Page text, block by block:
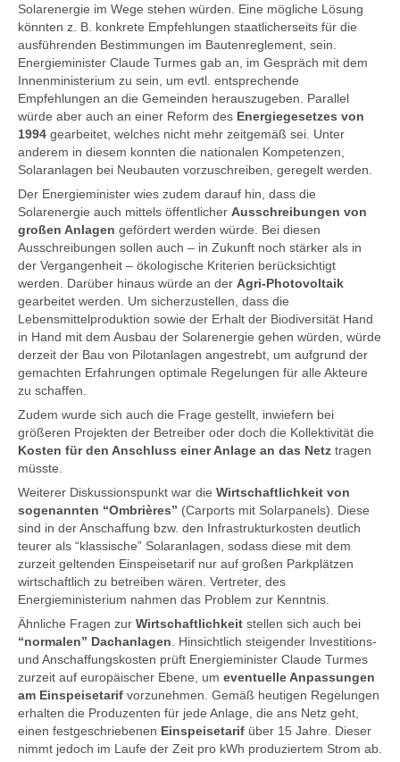
Solarenergie im Wege stehen würden. Eine mögliche Lösung
könnten z. B. konkrete Empfehlungen staatlicherseits für die
ausführenden Bestimmungen im Bautenreglement, sein.
Energieminister Claude Turmes gab an, im Gespräch mit dem
Innenministerium zu sein, um evtl. entsprechende
Empfehlungen an die Gemeinden herauszugeben. Parallel
würde aber auch an einer Reform des Energiegesetzes von
1994 gearbeitet, welches nicht mehr zeitgemäß sei. Unter
anderem in diesem konnten die nationalen Kompetenzen,
Solaranlagen bei Neubauten vorzuschreiben, geregelt werden.
Der Energieminister wies zudem darauf hin, dass die
Solarenergie auch mittels öffentlicher Ausschreibungen von
großen Anlagen gefördert werden würde. Bei diesen
Ausschreibungen sollen auch – in Zukunft noch stärker als in
der Vergangenheit – ökologische Kriterien berücksichtigt
werden. Darüber hinaus würde an der Agri-Photovoltaik
gearbeitet werden. Um sicherzustellen, dass die
Lebensmittelproduktion sowie der Erhalt der Biodiversität Hand
in Hand mit dem Ausbau der Solarenergie gehen würden, würde
derzeit der Bau von Pilotanlagen angestrebt, um aufgrund der
gemachten Erfahrungen optimale Regelungen für alle Akteure
zu schaffen.
Zudem wurde sich auch die Frage gestellt, inwiefern bei
größeren Projekten der Betreiber oder doch die Kollektivität die
Kosten für den Anschluss einer Anlage an das Netz tragen
müsste.
Weiterer Diskussionspunkt war die Wirtschaftlichkeit von
sogenannten “Ombrières” (Carports mit Solarpanels). Diese
sind in der Anschaffung bzw. den Infrastrukturkosten deutlich
teurer als “klassische” Solaranlagen, sodass diese mit dem
zurzeit geltenden Einspeisetarif nur auf großen Parkplätzen
wirtschaftlich zu betreiben wären. Vertreter, des
Energieministerium nahmen das Problem zur Kenntnis.
Ähnliche Fragen zur Wirtschaftlichkeit stellen sich auch bei
“normalen” Dachanlagen . Hinsichtlich steigender Investitions-
und Anschaffungskosten prüft Energieminister Claude Turmes
zurzeit auf europäischer Ebene, um eventuelle Anpassungen
am Einspeisetarif vorzunehmen. Gemäß heutigen Regelungen
erhalten die Produzenten für jede Anlage, die ans Netz geht,
einen festgeschriebenen Einspeisetarif über 15 Jahre. Dieser
nimmt jedoch im Laufe der Zeit pro kWh produziertem Strom ab.